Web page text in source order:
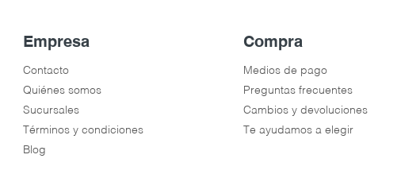
Empresa
Contacto
Quiénes somos
Sucursales
Términos y condiciones
Blog
Compra
Medios de pago
Preguntas frecuentes
Cambios y devoluciones
Te ayudamos a elegir